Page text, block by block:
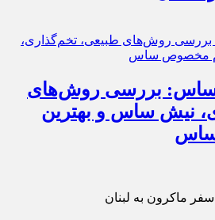
بررسی روش‌های
نیش ساس و بهترین
ماکرون به لبنان